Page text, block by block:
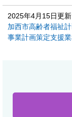
2025年4月15日更新
加西市高齢者福祉
事業計画策定支援